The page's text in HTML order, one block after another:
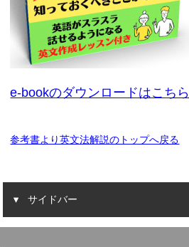
e-bookのダウンロードはこちら
参考書より英文法解説のトップへ戻る
サイドバー